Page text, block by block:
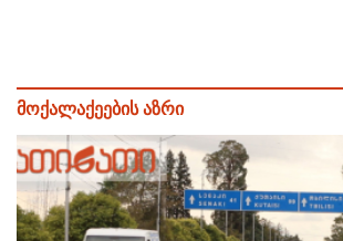
მოქალაქეების აზრი